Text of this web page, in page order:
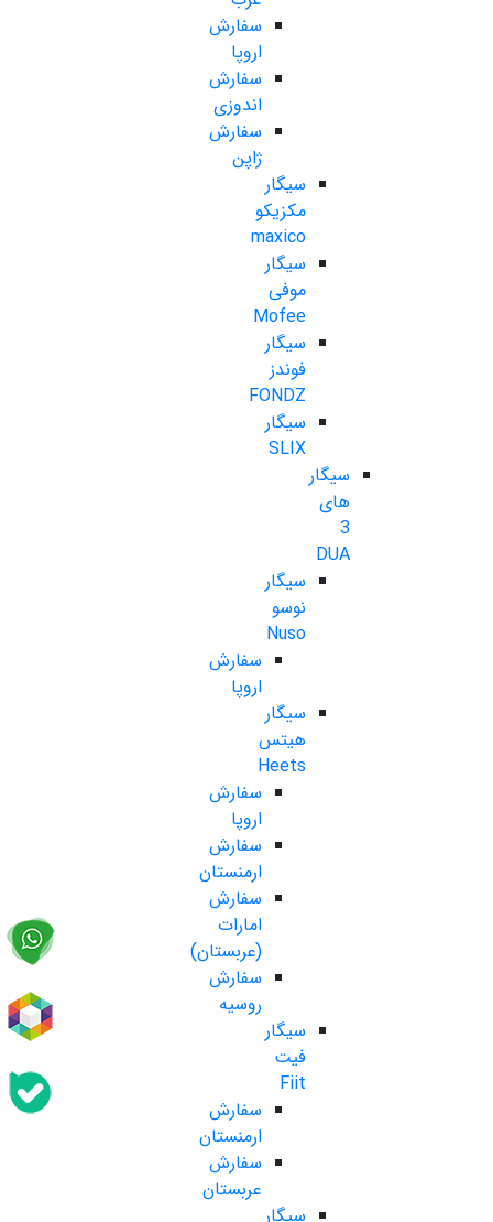
سفارش
اروپا
سفارش
اندوزی
سفارش
ژاپن
سیگار
مکزیکو
maxico
سیگار
موفی
Mofee
سیگار
فوندز
FONDZ
سیگار
SLIX
سیگار
های
3
DUA
سیگار
نوسو
Nuso
سفارش
اروپا
سیگار
هیتس
Heets
سفارش
اروپا
سفارش
ارمنستان
سفارش
امارات
(عربستان)
سفارش
روسیه
سیگار
فیت
Fiit
سفارش
ارمنستان
سفارش
عربستان
سیگار